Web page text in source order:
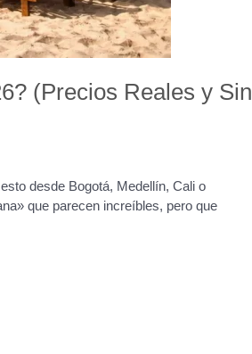
(Precios Reales y Sin
desde Bogotá, Medellín, Cali o
que parecen increíbles, pero que